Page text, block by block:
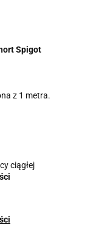
Spigot
z 1 metra.
ciągłej